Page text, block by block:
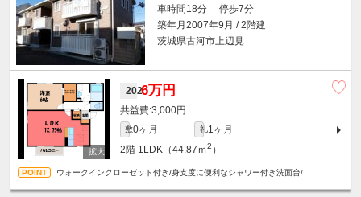
車時間18分 停歩7分
築年月2007年9月 / 2階建
茨城県古河市上辺見
2026万円
3,000円
敷0ヶ月 礼1ヶ月
2階 1LDK（44.87ｍ2 ）
ウォークインクローゼット付き/身支度に便利なシャワー付き洗面台/